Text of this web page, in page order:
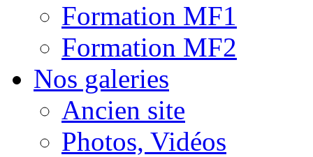
Formation MF1
Formation MF2
Nos galeries
Ancien site
Photos, Vidéos